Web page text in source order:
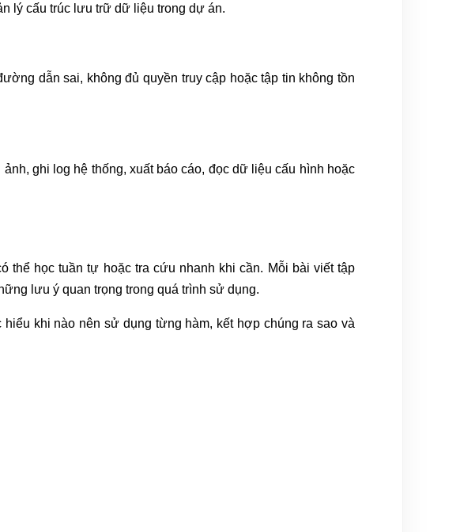
lý cấu trúc lưu trữ dữ liệu trong dự án.
dẫn sai, không đủ quyền truy cập hoặc tập tin không tồn
ghi log hệ thống, xuất báo cáo, đọc dữ liệu cấu hình hoặc
thể học tuần tự hoặc tra cứu nhanh khi cần. Mỗi bài viết tập
lưu ý quan trọng trong quá trình sử dụng.
khi nào nên sử dụng từng hàm, kết hợp chúng ra sao và